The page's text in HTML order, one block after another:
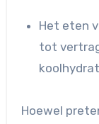
Het eten van foenegriekzaden kan bijdragen
tot
Hoewel